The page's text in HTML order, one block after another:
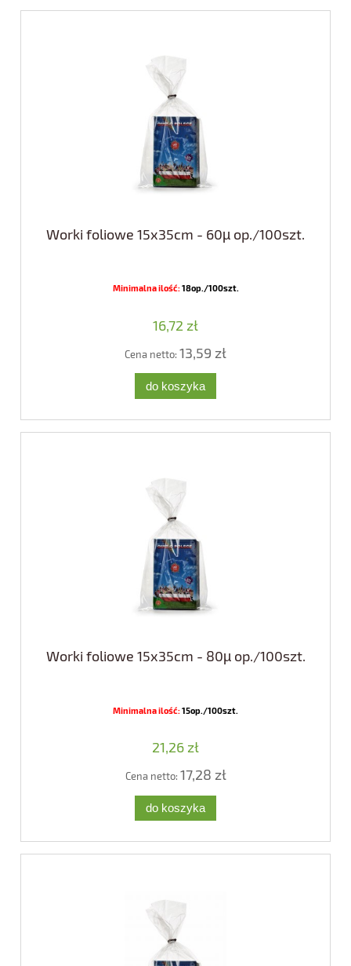
Worki foliowe 15x35cm - 60µ op./100szt.
Minimalna ilość:18op./100szt.
16,72 zł
Cena netto: 13,59 zł
do koszyka
Worki foliowe 15x35cm - 80µ op./100szt.
Minimalna ilość:15op./100szt.
21,26 zł
Cena netto: 17,28 zł
do koszyka